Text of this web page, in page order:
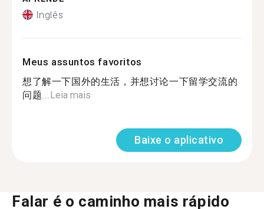
Inglês
Meus assuntos favoritos
想了解一下国外的生活，并想讨论一下留学交流的
问题... Leia mais
Baixe o aplicativo
Falar é o caminho mais rápido